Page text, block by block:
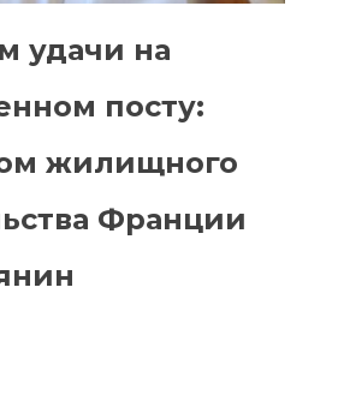
удачи на
посту:
жилищного
Франции